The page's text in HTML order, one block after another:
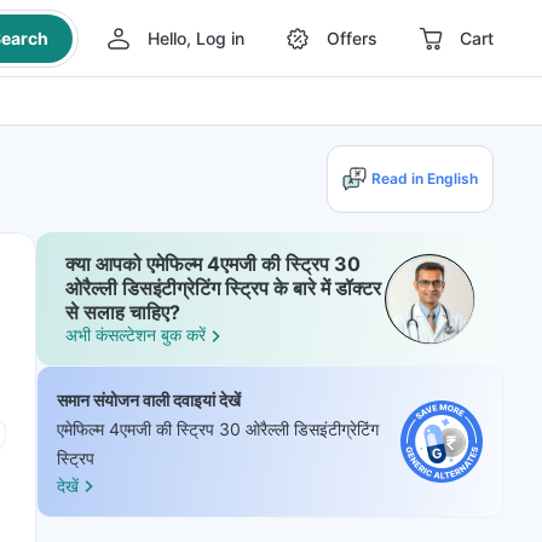
Hello, Log in Offers Cart
Read in English
क्या आपको एमेफिल्म 4एमजी की स्ट्रिप 30
ओरैल्ली डिसइंटीग्रेटिंग स्ट्रिप के बारे में डॉक्टर
से सलाह चाहिए?
अभी कंसल्टेशन बुक करें
समान संयोजन वाली दवाइयां देखें
एमेफिल्म 4एमजी की स्ट्रिप 30 ओरैल्ली डिसइंटीग्रेटिंग
स्ट्रिप
देखें